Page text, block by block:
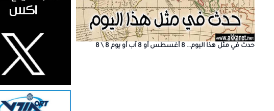
حدث في مثل هذا اليوم… 8 أغسطس أو 8 آب أو يوم 8 \ 8